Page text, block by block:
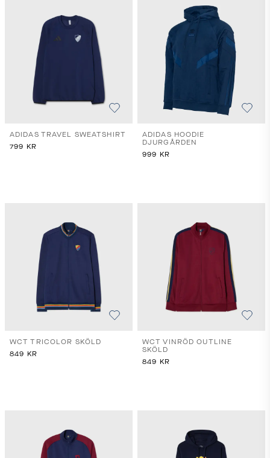
ADIDAS TRAVEL SWEATSHIRT
799 KR
ADIDAS HOODIE
DJURGÅRDEN
999 KR
WCT TRICOLOR SKÖLD
849 KR
WCT VINRÖD OUTLINE
SKÖLD
849 KR